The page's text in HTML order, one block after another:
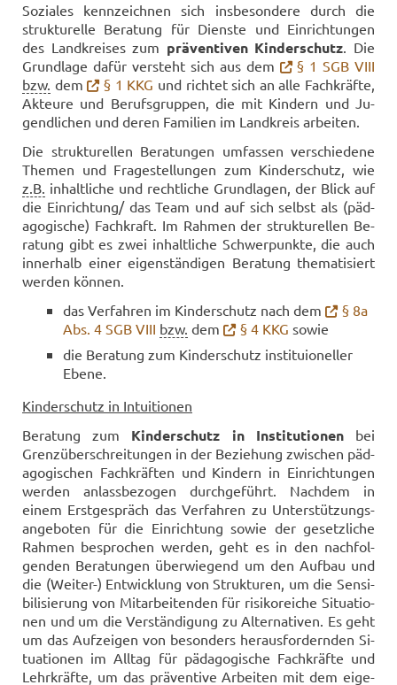
So­zia­les kenn­zeich­nen sich ins­be­son­de­re durch die
struk­tu­rel­le Be­ra­tung für Diens­te und Ein­rich­tun­gen
des Land­krei­ses zum prä­ven­ti­ven Kin­der­schutz. Die
Grund­la­ge dafür ver­steht sich aus dem
§ 1 SGB VIII
bzw. dem § 1 KKG und rich­tet sich an alle Fach­kräf­te,
Ak­teu­re und Be­rufs­grup­pen, die mit Kin­dern und Ju­
gend­li­chen und deren Fa­mi­li­en im Land­kreis ar­bei­ten.
Die struk­tu­rel­len Be­ra­tun­gen um­fas­sen ver­schie­de­ne
The­men und Fra­ge­stel­lun­gen zum Kin­der­schutz, wie
z.B. in­halt­li­che und recht­li­che Grund­la­gen, der Blick auf
die Ein­rich­tung/ das Team und auf sich selbst als (päd­
ago­gi­sche) Fach­kraft. Im Rah­men der struk­tu­rel­len Be­
ra­tung gibt es zwei in­halt­li­che Schwer­punk­te, die auch
in­ner­halb einer ei­gen­stän­di­gen Be­ra­tung the­ma­ti­siert
wer­den kön­nen.
das Ver­fah­ren im Kin­der­schutz nach dem
§ 8a
Abs. 4 SGB VIII bzw. dem § 4 KKG sowie
die Be­ra­tung zum Kin­der­schutz in­sti­tuio­nel­ler
Ebene.
Kin­der­schutz in In­tui­tio­nen
Be­ra­tung zum Kin­der­schutz in In­sti­tu­tio­nenbei
Grenz­über­schrei­tun­gen in der Be­zie­hung zwi­schen päd­
ago­gi­schen Fach­kräf­ten und Kin­dern in Ein­rich­tun­gen
wer­den an­lass­be­zo­gen durch­ge­führt. Nach­dem in
einem Erst­ge­spräch das Ver­fah­ren zu Un­ter­stüt­zungs­
an­ge­bo­ten für die Ein­rich­tung sowie der ge­setz­li­che
Rah­men be­spro­chen wer­den, geht es in den nach­fol­
gen­den Be­ra­tun­gen über­wie­gend um den Auf­bau und
die (Weiter-​) Ent­wick­lung von Struk­tu­ren, um die Sen­si­
bi­li­sie­rung von Mit­ar­bei­ten­den für ri­si­ko­rei­che Si­tua­tio­
nen und um die Ver­stän­di­gung zu Al­ter­na­ti­ven. Es geht
um das Auf­zei­gen von be­son­ders her­aus­for­dern­den Si­
tua­tio­nen im All­tag für päd­ago­gi­sche Fach­kräf­te und
Lehr­kräf­te, um das prä­ven­ti­ve Ar­bei­ten mit dem ei­ge­